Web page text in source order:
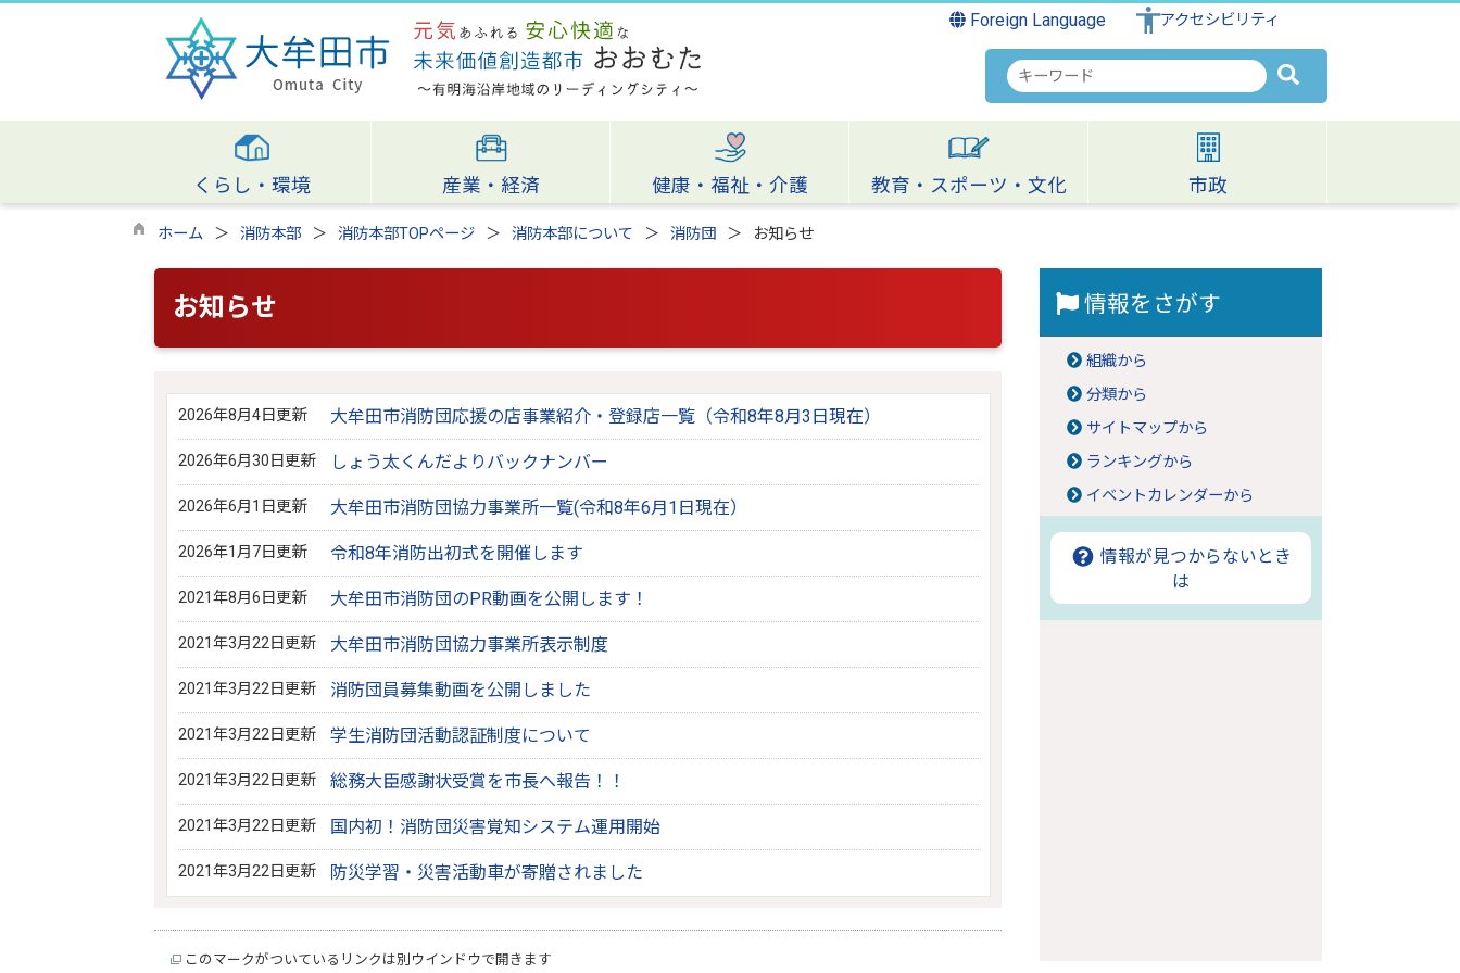
Foreign Language アクセシビリティ
検
索
キ
ワ
ー
くらし・環境 産業・経済 健康・福祉・介護 教育・スポーツ・文化 市政
ホーム 消防本部 消防本部TOPページ 消防本部について 消防団 お知らせ
お知らせ
2026年8月4日更新 大牟田市消防団応援の店事業紹介・登録店一覧（令和8年8月3日現在）
2026年6月30日更新 しょう太くんだよりバックナンバー
2026年6月1日更新 大牟田市消防団協力事業所一覧(令和8年6月1日現在）
2026年1月7日更新 令和8年消防出初式を開催します
2021年8月6日更新 大牟田市消防団のPR動画を公開します！
2021年3月22日更新 大牟田市消防団協力事業所表示制度
2021年3月22日更新 消防団員募集動画を公開しました
2021年3月22日更新 学生消防団活動認証制度について
2021年3月22日更新 総務大臣感謝状受賞を市長へ報告！！
2021年3月22日更新 国内初！消防団災害覚知システム運用開始
2021年3月22日更新 防災学習・災害活動車が寄贈されました
このマークがついているリンクは別ウインドウで開きます
情報をさがす
組織から
分類から
サイトマップから
ランキングから
イベントカレンダーから
情報が見つからないとき
は